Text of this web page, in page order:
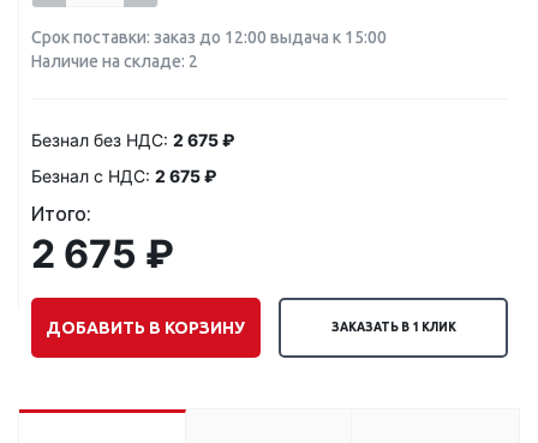
Срок поставки: заказ до 12:00 выдача к 15:00
Наличие на складе: 2
Безнал без НДС: 2 675 ₽
Безнал с НДС: 2 675 ₽
Итого:
2 675 ₽
ДОБАВИТЬ В КОРЗИНУ ЗАКАЗАТЬ В 1 КЛИК